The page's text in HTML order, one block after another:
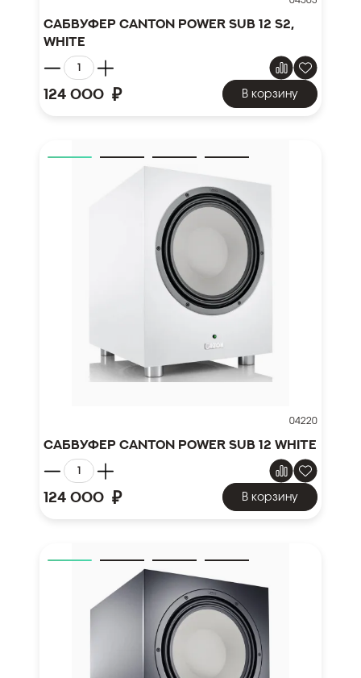
Сабвуфер Canton Power Sub 12 S2,
white
124 000 ₽ В корзину
04220
Сабвуфер Canton Power Sub 12 white
124 000 ₽ В корзину